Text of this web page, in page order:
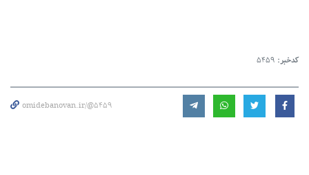
کدخبر: 5459
omidebanovan.ir/@5459